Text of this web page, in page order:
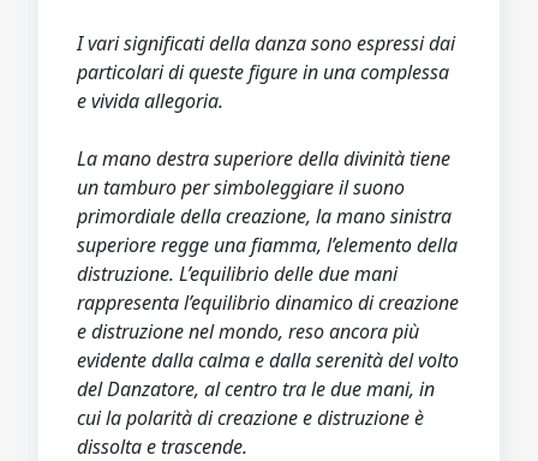
I vari significati della danza sono espressi dai
particolari di queste figure in una complessa
e vivida allegoria.
La mano destra superiore della divinità tiene
un tamburo per simboleggiare il suono
primordiale della creazione, la mano sinistra
superiore regge una fiamma, l’elemento della
distruzione. L’equilibrio delle due mani
rappresenta l’equilibrio dinamico di creazione
e distruzione nel mondo, reso ancora più
evidente dalla calma e dalla serenità del volto
del Danzatore, al centro tra le due mani, in
cui la polarità di creazione e distruzione è
dissolta e trascende.